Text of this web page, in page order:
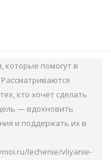
которые помогут в
кто хочет сделать
— вдохновить
и поддержать их в
lechenie/vliyanie-